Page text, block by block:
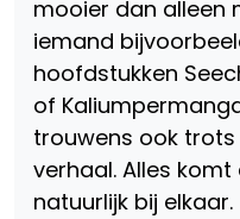
mooier dan alleen
iemand
hoofdstukken
of
trouwens ook
verhaal. Alles
natuurlijk bij elkaar.